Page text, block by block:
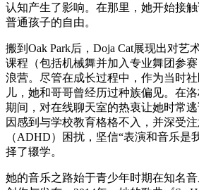
认知产生了影响。在那里，她开始接
普通孩子的自由。
搬到Oak Park后，Doja Cat展现出对艺
课程（包括机械舞并加入专业舞团参
浪营。尽管在成长过程中，作为当时
儿，她和哥哥曾经历过种族偏见。在
期间，对在线聊天室的热衷让她时常逃
因感到与学校教育格格不入，并深受
（ADHD）困扰，坚信“表演和音乐是
择了辍学。
她的音乐之路始于青少年时期在知名音